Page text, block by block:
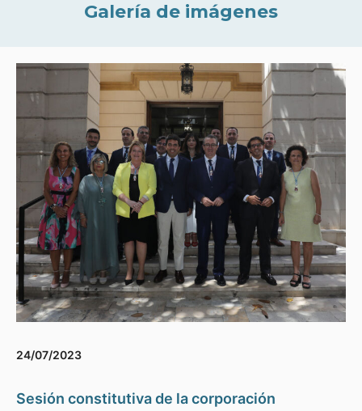
Galería de imágenes
24/07/2023
Sesión constitutiva de la corporación